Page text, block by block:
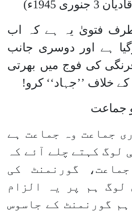
1945ء)
فتویٰ یہ ہے کہ اب
ہے اور دوسری جانب
کی فوج میں بھرتی
خلاف ’’جہاد‘‘ کرو!
جماعت
وہ جماعت ہے
لوگ کہتے چلے آئے کہ
گورنمنٹ کی
لوگ ہم پر یہ الزام
گورنمنٹ کے جاسوس